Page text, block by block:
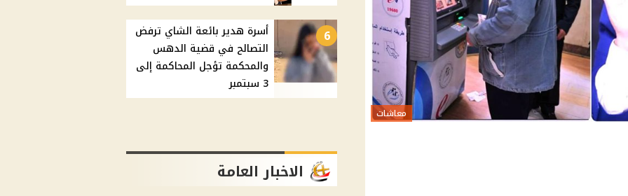
معاشات
6
أسرة هدير بائعة الشاي ترفض
التصالح في قضية الدهس
والمحكمة تؤجل المحاكمة إلى
3 سبتمبر
الاخبار العامة